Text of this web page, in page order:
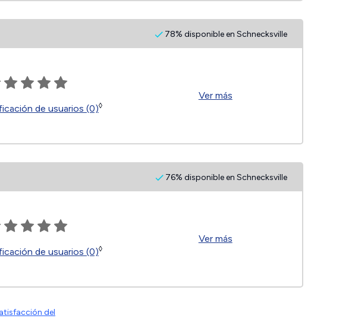
78% disponible en Schnecksville
de usuarios (0)◊
Ver más
76% disponible en Schnecksville
de usuarios (0)◊
Ver más
del